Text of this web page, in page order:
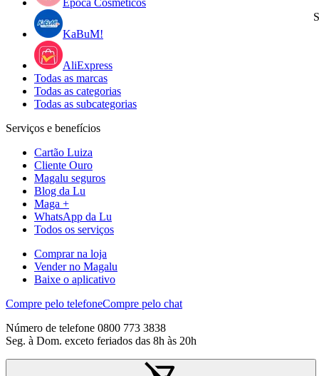
KaBuM!
AliExpress
Todas as marcas
Todas as categorias
Todas as subcategorias
Serviços e benefícios
Cartão Luiza
Cliente Ouro
Magalu seguros
Blog da Lu
Maga +
WhatsApp da Lu
Todos os serviços
Comprar na loja
Vender no Magalu
Baixe o aplicativo
Compre pelo telefoneCompre pelo chat
Número de telefone 0800 773 3838
Seg. à Dom. exceto feriados das 8h às 20h